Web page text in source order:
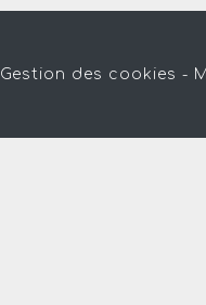
Gestion des cookies -